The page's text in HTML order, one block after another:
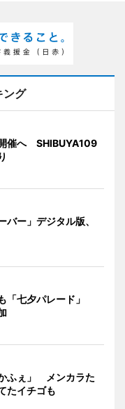
ング
開催へ SHIBUYA109
ー」デジタル版、
「七夕パレード」
ふぇ」 メンカラた
たイチゴも